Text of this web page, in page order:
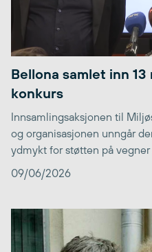
Bellona samlet inn
konkurs
Innsamlingsaksjonen til
og organisasjonen unngår
ydmykt for støtten på vegner
09/06/2026